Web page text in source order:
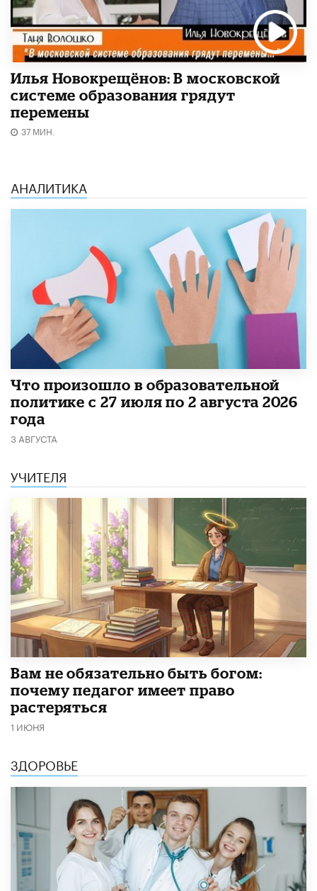
Илья Новокрещёнов: В московской
системе образования грядут
перемены
37 МИН.
АНАЛИТИКА
​Что произошло в образовательной
политике с 27 июля по 2 августа 2026
года
3 АВГУСТА
УЧИТЕЛЯ
​Вам не обязательно быть богом:
почему педагог имеет право
растеряться
1 ИЮНЯ
ЗДОРОВЬЕ